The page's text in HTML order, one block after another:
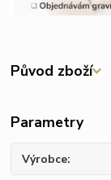
Původ zboží
Parametry
Výrobce